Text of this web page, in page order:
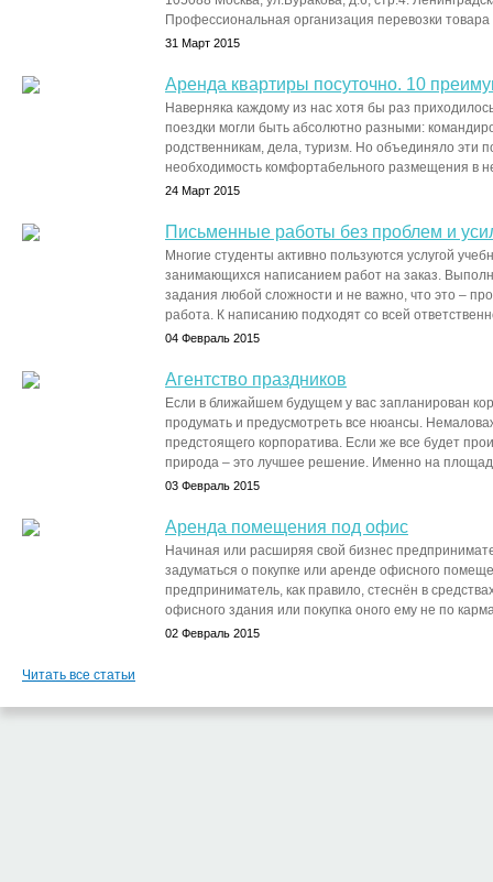
Профессиональная организация перевозки товара
31 Март 2015
Аренда квартиры посуточно. 10
Наверняка каждому из нас хотя бы раз
поездки могли быть абсолютно разными:
родственникам, дела, туризм. Но объединяло эти
необходимость комфортабельного размещения в
24 Март 2015
Письменные работы без проблем и
Многие студенты активно пользуются услугой
занимающихся написанием работ на заказ.
задания любой сложности и не важно, что это –
работа. К написанию подходят со всей
04 Февраль 2015
Агентство праздников
Если в ближайшем будущем у вас запланирован
продумать и предусмотреть все нюансы.
предстоящего корпоратива. Если же все будет
природа – это лучшее решение. Именно на
03 Февраль 2015
Аренда помещения под офис
Начиная или расширяя свой бизнес
задуматься о покупке или аренде офисного
предприниматель, как правило, стеснён в
офисного здания или покупка оного ему не по
02 Февраль 2015
Читать все статьи